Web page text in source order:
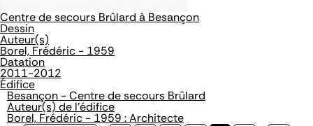
Centre de secours Brûlard à Besançon
Dessin
Auteur(s)
Borel, Frédéric - 1959
Datation
2011-2012
Édifice
Besançon - Centre de secours Brûlard
Auteur(s) de l'édifice
Borel, Frédéric - 1959 : Architecte